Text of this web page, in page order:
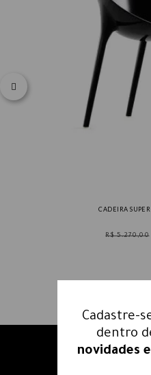
CADEIRA
R$ 5.270,00
Receba
Cadastre-
dentro
novidades